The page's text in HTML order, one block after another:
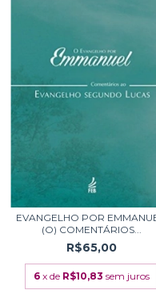
EVANGELHO POR
(O) COMENTÁRIOS...
R$65,00
6 x de R$10,83 sem juros